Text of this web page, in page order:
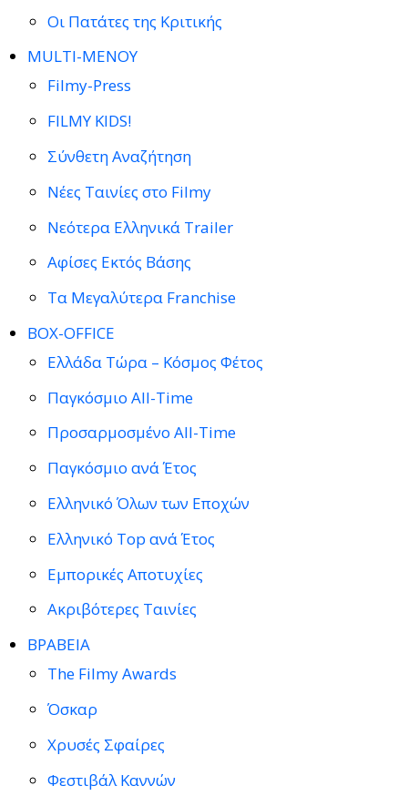
Οι Πατάτες της Κριτικής
MULTI-ΜΕΝΟΥ
Filmy-Press
FILMY KIDS!
Σύνθετη Αναζήτηση
Νέες Ταινίες στο Filmy
Νεότερα Ελληνικά Trailer
Αφίσες Εκτός Βάσης
Τα Μεγαλύτερα Franchise
BOX-OFFICE
Ελλάδα Τώρα – Κόσμος Φέτος
Παγκόσμιο All-Time
Προσαρμοσμένο All-Time
Παγκόσμιο ανά Έτος
Ελληνικό Όλων των Εποχών
Ελληνικό Top ανά Έτος
Εμπορικές Αποτυχίες
Ακριβότερες Ταινίες
ΒΡΑΒΕΙΑ
The Filmy Awards
Όσκαρ
Χρυσές Σφαίρες
Φεστιβάλ Καννών